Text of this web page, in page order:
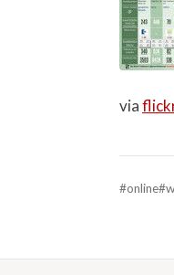
via
#online